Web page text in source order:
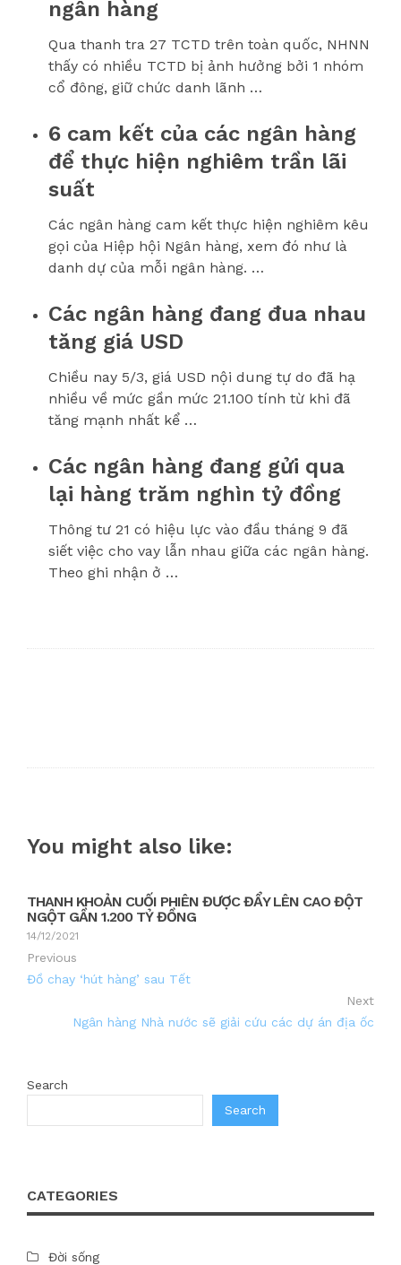
ngân hàng
Qua thanh tra 27 TCTD trên toàn quốc, NHNN
thấy có nhiều TCTD bị ảnh hưởng bởi 1 nhóm
cổ đông, giữ chức danh lãnh …
6 cam kết của các ngân hàng
để thực hiện nghiêm trần lãi
suất
Các ngân hàng cam kết thực hiện nghiêm kêu
gọi của Hiệp hội Ngân hàng, xem đó như là
danh dự của mỗi ngân hàng. …
Các ngân hàng đang đua nhau
tăng giá USD
Chiều nay 5/3, giá USD nội dung tự do đã hạ
nhiều về mức gần mức 21.100 tính từ khi đã
tăng mạnh nhất kể …
Các ngân hàng đang gửi qua
lại hàng trăm nghìn tỷ đồng
Thông tư 21 có hiệu lực vào đầu tháng 9 đã
siết việc cho vay lẫn nhau giữa các ngân hàng.
Theo ghi nhận ở …
You might also like:
THANH KHOẢN CUỐI PHIÊN ĐƯỢC ĐẨY LÊN CAO ĐỘT
NGỘT GẦN 1.200 TỶ ĐỒNG
14/12/2021
Previous
Đồ chay ‘hút hàng’ sau Tết
Next
Ngân hàng Nhà nước sẽ giải cứu các dự án địa ốc
Search
Search
CATEGORIES
Đời sống